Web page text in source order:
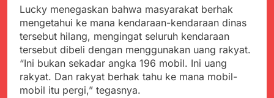
Sukabumi didesak usut
Tuntas Dugaan
penyelewengan
Pengadaan Buku Simi
Juli 19, 2024
Diduga Kuat
Inspektorat Kab,
Sukabumi
menyalahgunakan
Juli 19, 2024
Sambut Tahun Ajaran
Baru, Satgas Yonif
Lucky menegaskan bahwa masyarakat berhak
mengetahui ke mana kendaraan-kendaraan dinas
tersebut hilang, mengingat seluruh kendaraan
tersebut dibeli dengan menggunakan uang rakyat.
“Ini bukan sekadar angka 196 mobil. Ini uang
rakyat. Dan rakyat berhak tahu ke mana mobil-
mobil itu pergi,” tegasnya.